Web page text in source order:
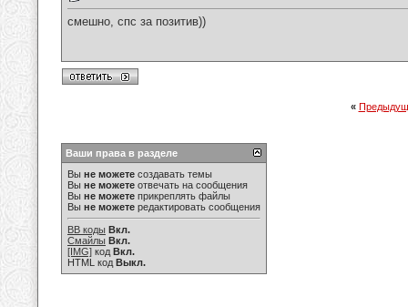
смешно, спс за позитив))
«
Ваши права в разделе
Вы не можете создавать темы
Вы не можете отвечать на сообщения
Вы не можете прикреплять файлы
Вы не можете редактировать сообщения
BB коды Вкл.
Смайлы Вкл.
[IMG] код Вкл.
HTML код Выкл.